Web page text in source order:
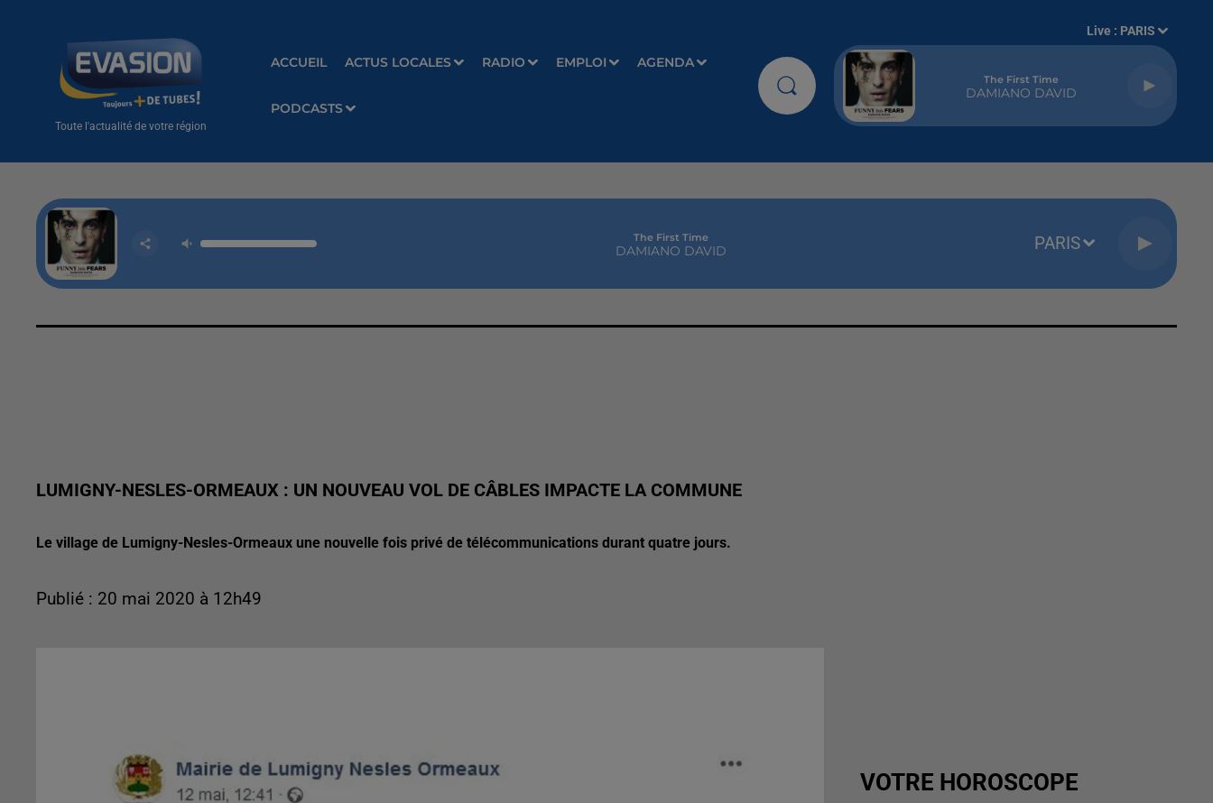
Toute l'actualité de votre région
ACCUEIL ACTUS LOCALES RADIO EMPLOI AGENDA
PODCASTS
Live : PARIS
The First Time
DAMIANO DAVID
The First Time
DAMIANO DAVID PARIS
LUMIGNY-NESLES-ORMEAUX : UN NOUVEAU VOL DE CÂBLES IMPACTE LA COMMUNE
Le village de Lumigny-Nesles-Ormeaux une nouvelle fois privé de télécommunications durant quatre jours.
Publié : 20 mai 2020 à 12h49
VOTRE HOROSCOPE